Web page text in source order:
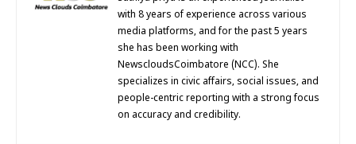
with 8 years of experience across various
media platforms, and for the past 5 years
she has been working with
NewscloudsCoimbatore (NCC). She
specializes in civic affairs, social issues, and
people-centric reporting with a strong focus
on accuracy and credibility.